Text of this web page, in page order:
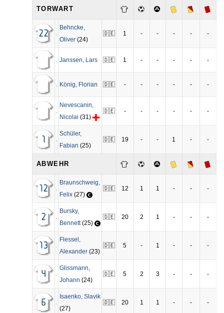
TORWART
22
Behncke,
Oliver (24)
🇩🇪 1 - - - - -
Janssen, Lars 🇩🇪 1 - - - - -
König, Florian 🇩🇪 - - - - - -
Nevescanin,
Nicolai (31)
🇩🇪 - - - - - -
1
Schüler,
Fabian (25)
🇩🇪 19 - - 1 - -
ABWEHR
12
Braunschweig,
Felix (27)
🇩🇪 12 1 1 - - -
2
Bursky,
Bennett (25)
🇩🇪 20 2 1 - - -
13
Flessel ,
Alexander (23)
🇩🇪 5 - 1 - - -
4
Glissmann,
Johann (24)
🇩🇪 5 2 3 - - -
6
Isaenko, Slavik
(27)
🇩🇪 20 1 1 - - -